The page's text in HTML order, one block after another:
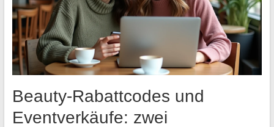
Beauty-Rabattcodes und
Eventverkäufe: zwei